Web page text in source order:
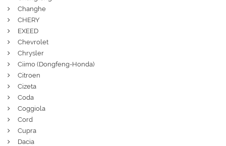
Changhe
CHERY
EXEED
Chevrolet
Chrysler
Ciimo (Dongfeng-Honda)
Citroen
Cizeta
Coda
Coggiola
Cord
Cupra
Dacia